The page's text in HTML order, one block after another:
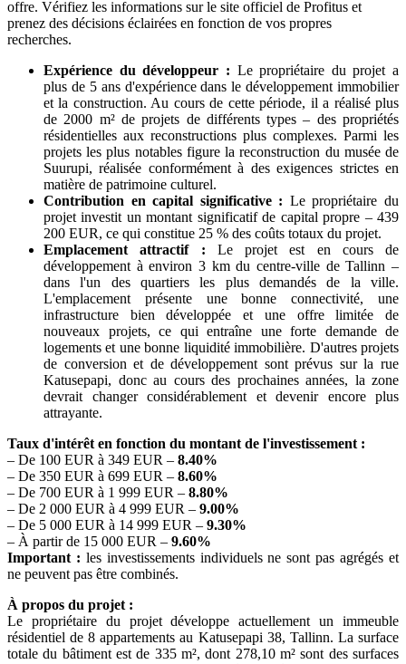
offre. Vérifiez les informations sur le site officiel de Profitus et
prenez des décisions éclairées en fonction de vos propres
recherches.
Expérience du développeur : Le propriétaire du projet a
plus de 5 ans d'expérience dans le développement immobilier
et la construction. Au cours de cette période, il a réalisé plus
de 2000 m² de projets de différents types – des propriétés
résidentielles aux reconstructions plus complexes. Parmi les
projets les plus notables figure la reconstruction du musée de
Suurupi, réalisée conformément à des exigences strictes en
matière de patrimoine culturel.
Contribution en capital significative : Le propriétaire du
projet investit un montant significatif de capital propre – 439
200 EUR, ce qui constitue 25 % des coûts totaux du projet.
Emplacement attractif : Le projet est en cours de
développement à environ 3 km du centre-ville de Tallinn –
dans l'un des quartiers les plus demandés de la ville.
L'emplacement présente une bonne connectivité, une
infrastructure bien développée et une offre limitée de
nouveaux projets, ce qui entraîne une forte demande de
logements et une bonne liquidité immobilière. D'autres projets
de conversion et de développement sont prévus sur la rue
Katusepapi, donc au cours des prochaines années, la zone
devrait changer considérablement et devenir encore plus
attrayante.
Taux d'intérêt en fonction du montant de l'investissement :
– De 100 EUR à 349 EUR – 8.40%
– De 350 EUR à 699 EUR – 8.60%
– De 700 EUR à 1 999 EUR – 8.80%
– De 2 000 EUR à 4 999 EUR – 9.00%
– De 5 000 EUR à 14 999 EUR – 9.30%
– À partir de 15 000 EUR – 9.60%
Important : les investissements individuels ne sont pas agrégés et
ne peuvent pas être combinés.
À propos du projet :
Le propriétaire du projet développe actuellement un immeuble
résidentiel de 8 appartements au Katusepapi 38, Tallinn. La surface
totale du bâtiment est de 335 m², dont 278,10 m² sont des surfaces